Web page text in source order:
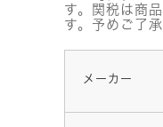
す。関税は商
す。予めご了
メーカー